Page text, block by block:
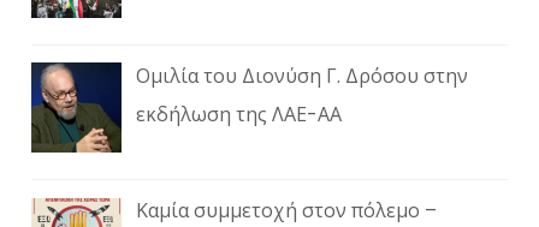
Ομιλία του Διονύση Γ. Δρόσου στην
εκδήλωση της ΛΑΕ-ΑΑ
Καμία συμμετοχή στον πόλεμο –